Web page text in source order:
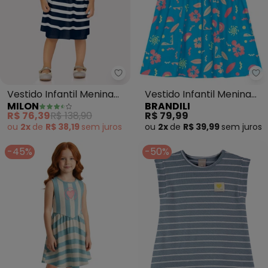
Milon - Vestido Infantil Menina
Vestido Infantil Menina
Listrado (Azul Marinho)
MILON
R$ 76,39R$ 138,90
ou 2x de R$ 38,19 sem juros
Vestido Infantil Menina
em Meia Malha (Azul)
BRANDILI
R$ 79,99
ou 2x de R$ 39,99 sem juros
-45% -50%